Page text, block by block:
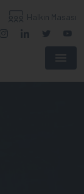
Halkın Masası
Menu